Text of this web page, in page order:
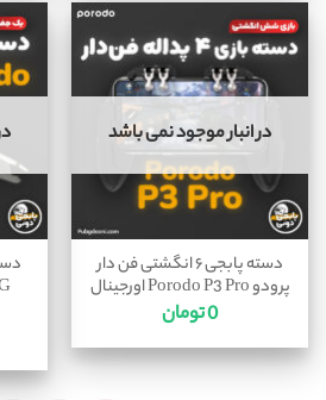
در انبار موجود نمی باشد
دسته پابجی ۶ انگشتی فن دار
پرودو Porodo P3 Pro اورجینال
0تومان